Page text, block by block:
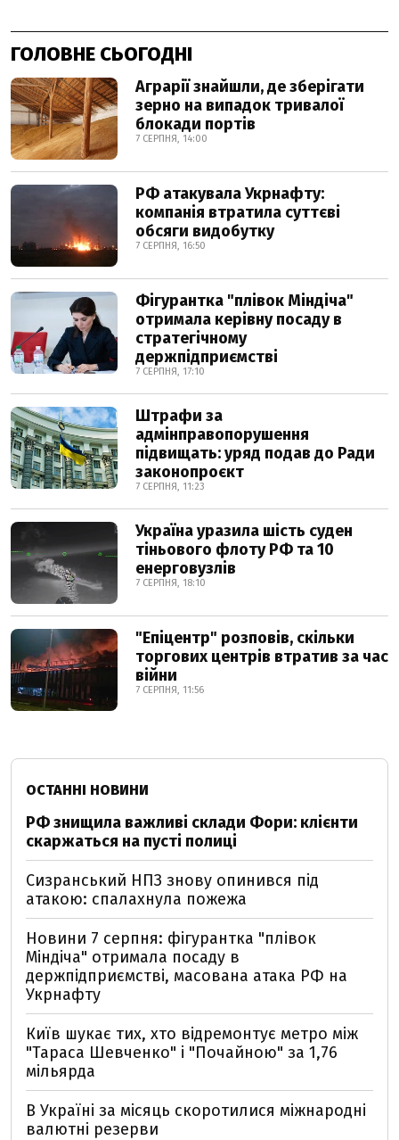
ГОЛОВНЕ СЬОГОДНІ
Аграрії знайшли, де зберігати
зерно на випадок тривалої
блокади портів
7 СЕРПНЯ, 14:00
РФ атакувала Укрнафту:
компанія втратила суттєві
обсяги видобутку
7 СЕРПНЯ, 16:50
Фігурантка "плівок Міндіча"
отримала керівну посаду в
стратегічному
держпідприємстві
7 СЕРПНЯ, 17:10
Штрафи за
адмінправопорушення
підвищать: уряд подав до Ради
законопроєкт
7 СЕРПНЯ, 11:23
Україна уразила шість суден
тіньового флоту РФ та 10
енерговузлів
7 СЕРПНЯ, 18:10
"Епіцентр" розповів, скільки
торгових центрів втратив за час
війни
7 СЕРПНЯ, 11:56
ОСТАННІ НОВИНИ
РФ знищила важливі склади Фори: клієнти
скаржаться на пусті полиці
Сизранський НПЗ знову опинився під
атакою: спалахнула пожежа
Новини 7 серпня: фігурантка "плівок
Міндіча" отримала посаду в
держпідприємстві, масована атака РФ на
Укрнафту
Київ шукає тих, хто відремонтує метро між
"Тараса Шевченко" і "Почайною" за 1,76
мільярда
В Україні за місяць скоротилися міжнародні
валютні резерви